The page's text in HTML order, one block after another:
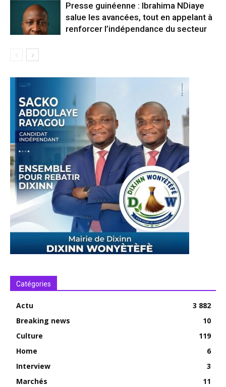
Presse guinéenne : Ibrahima NDiaye
salue les avancées, tout en appelant à
renforcer l’indépendance du secteur
Catégories
Actu
3 882
Breaking news
10
Culture
119
Home
6
Interview
3
Marchés
11